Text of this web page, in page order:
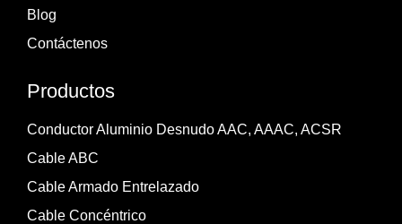
Blog
Contáctenos
Productos
Conductor Aluminio Desnudo AAC, AAAC, ACSR
Cable ABC
Cable Armado Entrelazado
Cable Concéntrico